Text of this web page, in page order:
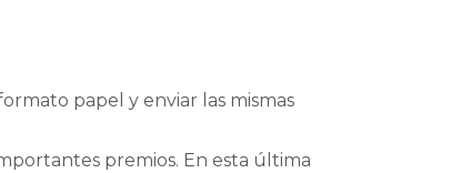
papel y enviar las mismas
premios. En esta última